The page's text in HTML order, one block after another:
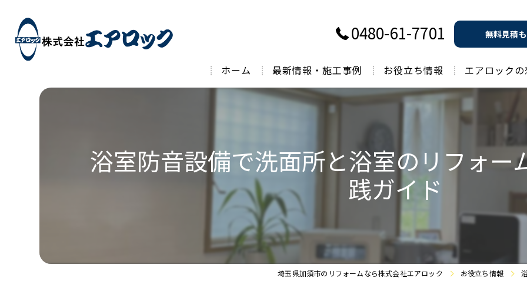
0480-61-7701 無料見積
ホーム 最新情報・施工事例 お役立ち情報
過去のお役立ち情報
エアロックの
浴室防音設備で洗面所と浴室のリフォー
践ガイド
埼玉県加須市のリフォームなら株式会社エアロック お役立ち情報